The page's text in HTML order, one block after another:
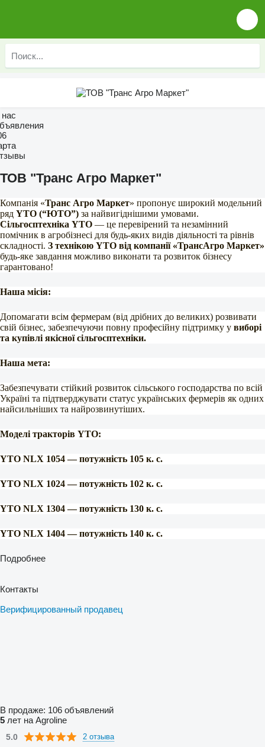
ТОВ "Транс Агро Маркет"
Компанія «Транс Агро Маркет» пропонує широкий модельний
ряд YTO (“ЮТО”) за найвигіднішими умовами.
Сільгосптехніка YTO — це перевірений та незамінний
помічник в агробізнесі для будь-яких видів діяльності та рівнів
складності. З технікою YTO від компанії «ТрансАгро Маркет»
будь-яке завдання можливо виконати та розвиток бізнесу
гарантовано!
Наша місія:
Допомагати всім фермерам (від дрібних до великих) розвивати
свій бізнес, забезпечуючи повну професійну підтримку у виборі
та купівлі якісної сільгосптехніки.
Наша мета:
Забезпечувати стійкий розвиток сільського господарства по всій
Україні та підтверджувати статус українських фермерів як одних
найсильніших та найрозвинутіших.
Моделі тракторів YTO:
YTO NLX 1054 — потужність 105 к. с.
YTO NLX 1024 — потужність 102 к. с.
YTO NLX 1304 — потужність 130 к. с.
YTO NLX 1404 — потужність 140 к. с.
Подробнее
Контакты
Верифицированный продавец
В продаже: 106 объявлений
5 лет на Agroline
5.0 2 отзыва